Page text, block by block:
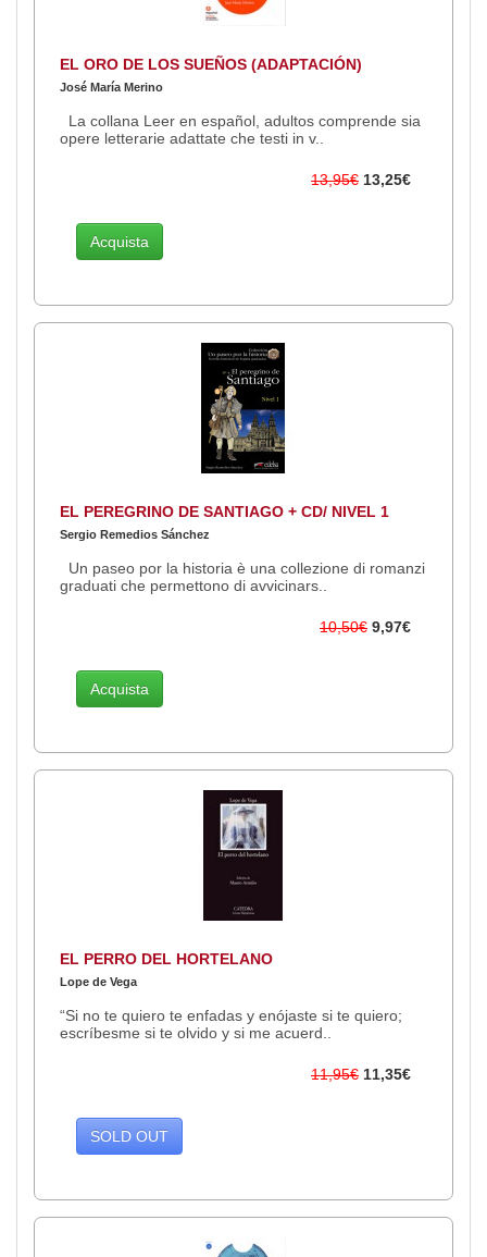
EL ORO DE LOS SUEÑOS (ADAPTACIÓN)
José María Merino
La collana Leer en español, adultos comprende sia
opere letterarie adattate che testi in v..
13,95€ 13,25€
Acquista
EL PEREGRINO DE SANTIAGO + CD/ NIVEL 1
Sergio Remedios Sánchez
Un paseo por la historia è una collezione di romanzi
graduati che permettono di avvicinars..
10,50€ 9,97€
Acquista
EL PERRO DEL HORTELANO
Lope de Vega
“Si no te quiero te enfadas y enójaste si te quiero;
escríbesme si te olvido y si me acuerd..
11,95€ 11,35€
SOLD OUT